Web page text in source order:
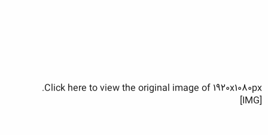
Click here to view the original image of 1920x1080px.
[IMG]